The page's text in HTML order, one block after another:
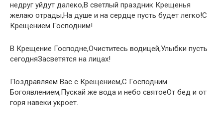
недруг уйдут далеко,В светлый праздник Крещенья
желаю отрады,На душе и на сердце пусть будет легко!С
Крещением Господним!
В Крещение Господне,Очиститесь водицей,Улыбки пусть
сегодняЗасветятся на лицах!
Поздравляем Вас с Крещением,С Господним
Богоявлением,Пускай же вода и небо святоеОт бед и от
горя навеки укроет.